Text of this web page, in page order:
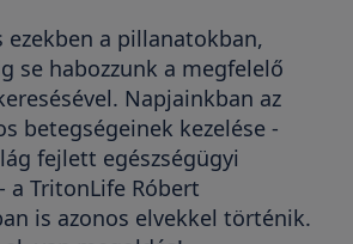
a pillanatokban,
se habozzunk a megfelelő
Napjainkban az
betegségeinek kezelése -
fejlett egészségügyi
a TritonLife Róbert
is azonos elvekkel történik.